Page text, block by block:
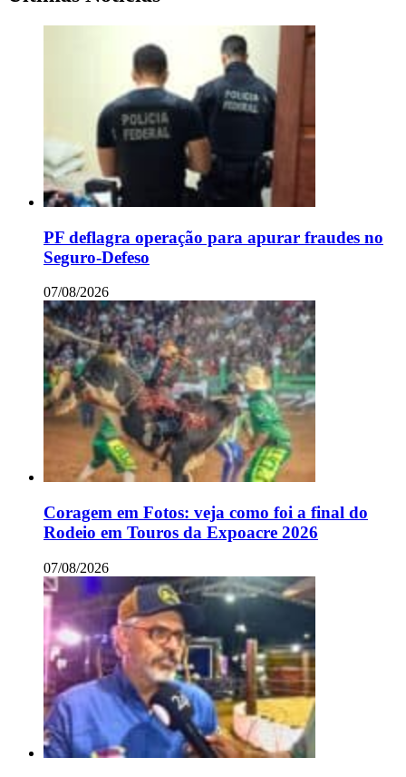
PF deflagra operação para apurar fraudes no
Seguro-Defeso
07/08/2026
Coragem em Fotos: veja como foi a final do
Rodeio em Touros da Expoacre 2026
07/08/2026